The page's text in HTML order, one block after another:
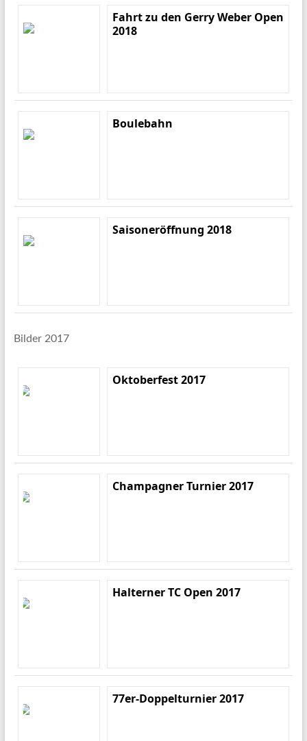
Fahrt zu den Gerry Weber Open
2018
Boulebahn
Saisoneröffnung 2018
Bilder 2017
Oktoberfest 2017
Champagner Turnier 2017
Halterner TC Open 2017
77er-Doppelturnier 2017